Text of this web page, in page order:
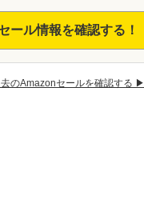
ール情報を確認する！
のAmazonセールを確認する ▶︎